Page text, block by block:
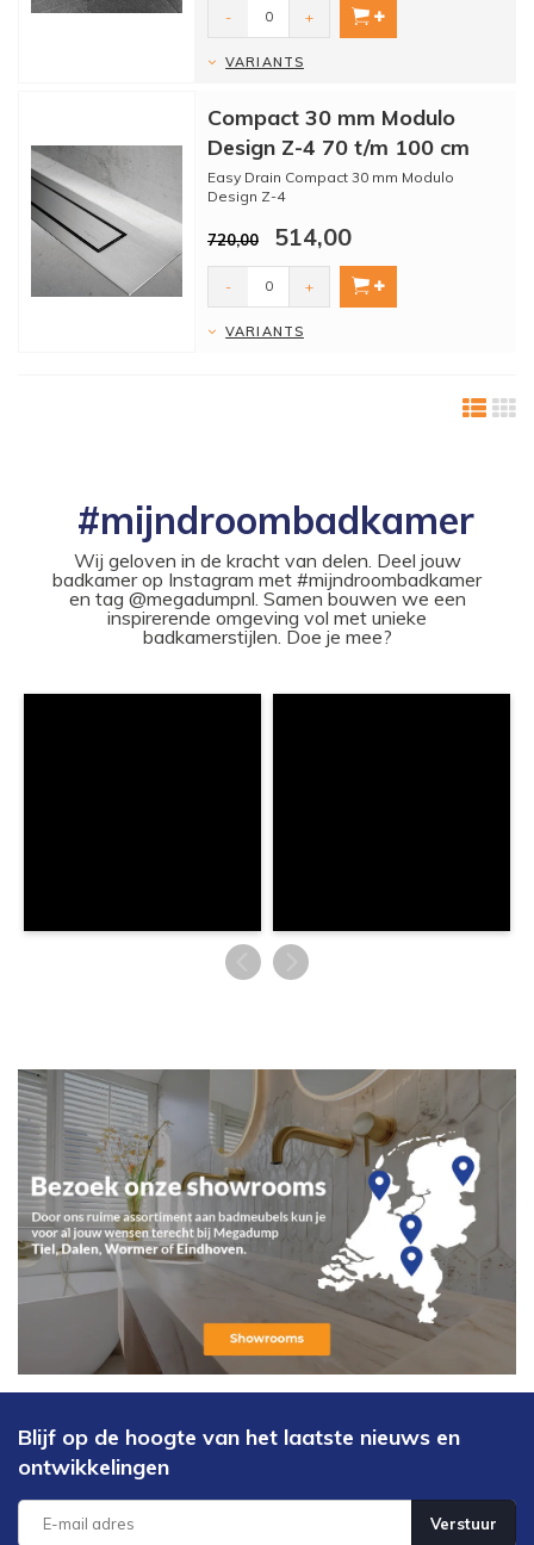
-
+
VARIANTS
Compact 30 mm Modulo
Design Z-4 70 t/m 100 cm
Easy Drain Compact 30 mm Modulo
Design Z-4
Het modulo design is een luxere versie
van de Compact ...
720,00 514,00
- +
VARIANTS
#mijndroombadkamer
Wij geloven in de kracht van delen. Deel jouw
badkamer op Instagram met #mijndroombadkamer
en tag @megadumpnl. Samen bouwen we een
inspirerende omgeving vol met unieke
badkamerstijlen. Doe je mee?
Blijf op de hoogte van het laatste nieuws en
ontwikkelingen
Verstuur